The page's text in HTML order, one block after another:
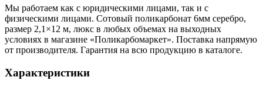
Мы работаем как с юридическими лицами, так и с
физическими лицами. Сотовый поликарбонат 6мм серебро,
размер 2,1×12 м, люкс в любых объемах на выходных
условиях в магазине «Поликарбомаркет». Поставка напрямую
от производителя. Гарантия на всю продукцию в каталоге.
Характеристики